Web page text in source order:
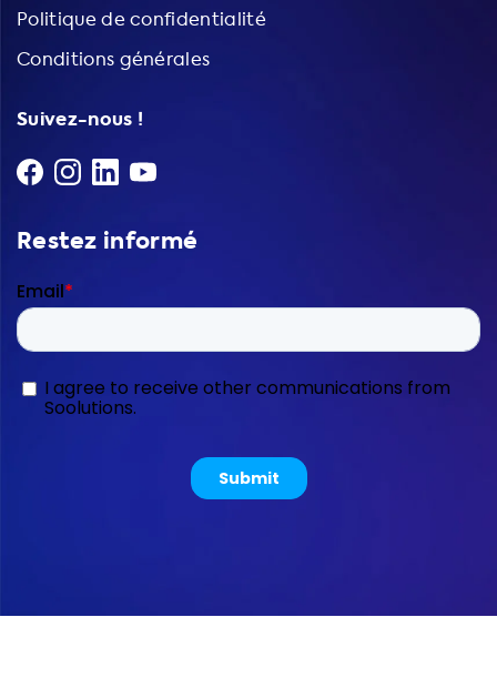
Politique de confidentialité
Conditions générales
Suivez-nous !
Restez informé